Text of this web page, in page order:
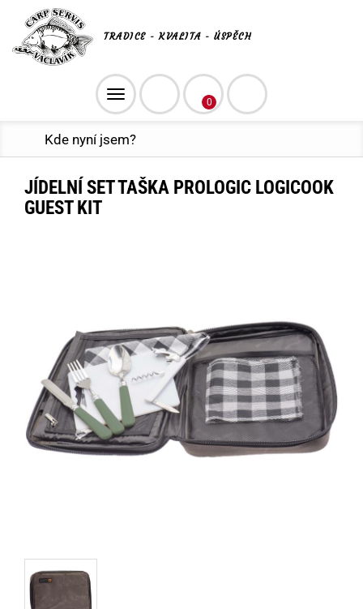
TRADICE - KVALITA - ÚSPĚCH
Toggle
navigation
0
Kde nyní jsem?
JÍDELNÍ SET TAŠKA PROLOGIC LOGICOOK
GUEST KIT